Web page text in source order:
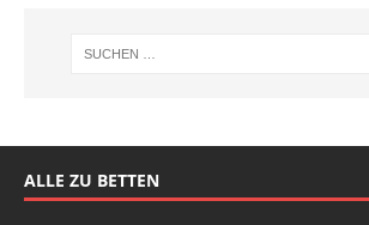
ALLE ZU BETTEN